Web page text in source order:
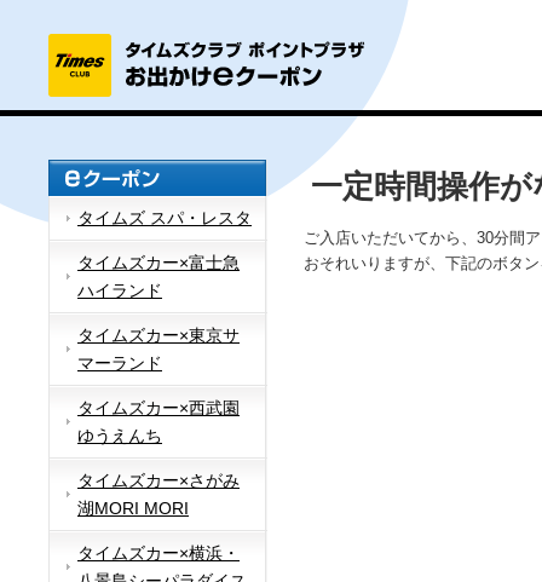
タイムズ スパ・レスタ
タイムズカー×富士急
ハイランド
タイムズカー×東京サ
マーランド
タイムズカー×西武園
ゆうえんち
タイムズカー×さがみ
湖MORI MORI
タイムズカー×横浜・
一定時間操作
ご入店いただいてから、30分間
おそれいりますが、下記のボタ